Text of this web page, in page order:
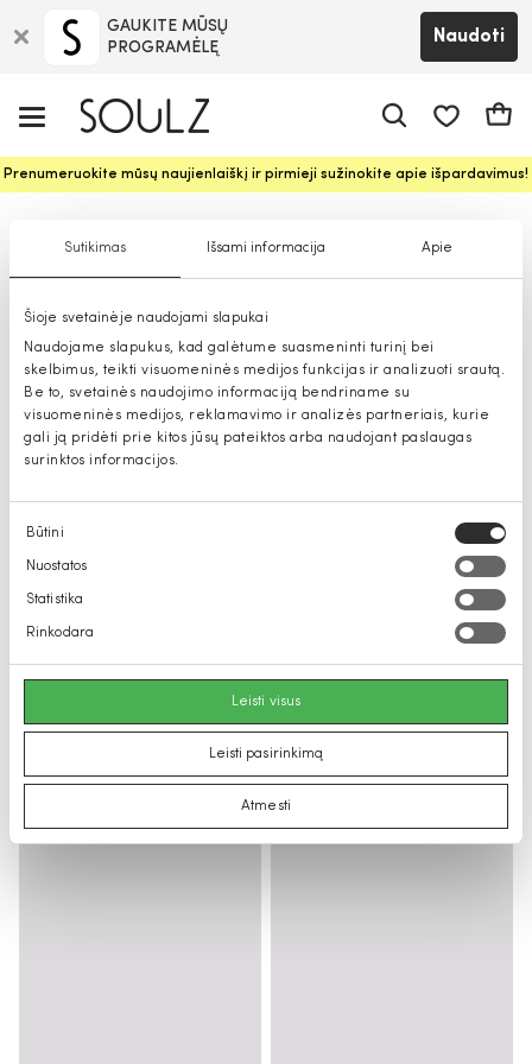
Sutikimas Išsami informacija Apie
Šioje svetainėje naudojami slapukai
Naudojame slapukus, kad galėtume suasmeninti turinį bei
skelbimus, teikti visuomeninės medijos funkcijas ir analizuoti srautą.
Be to, svetainės naudojimo informaciją bendriname su
visuomeninės medijos, reklamavimo ir analizės partneriais, kurie
gali ją pridėti prie kitos jūsų pateiktos arba naudojant paslaugas
surinktos informacijos.
Sutikimo
pasirinkimas
Būtini
Nuostatos
Statistika
Rinkodara
Leisti visus
Leisti pasirinkimą
Atmesti
GAUKITE MŪSŲ
PROGRAMĖLĘ
Naudoti
Prenumeruokite mūsų naujienlaiškį ir pirmieji sužinokite apie išpardavimus!
Suknelės moterims